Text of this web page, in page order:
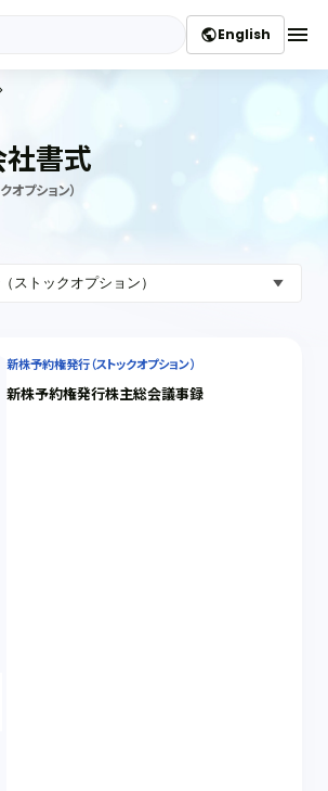
publicEnglish menu
書式
オプション）
新株予約権発行（ストックオプション）
新株予約権発行株主総会議事録